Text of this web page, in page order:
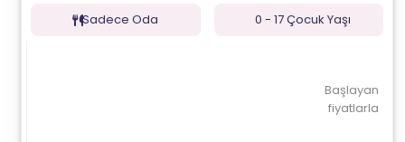
Sadece Oda 0 - 17 Çocuk Yaşı
Başlayan
fiyatlarla